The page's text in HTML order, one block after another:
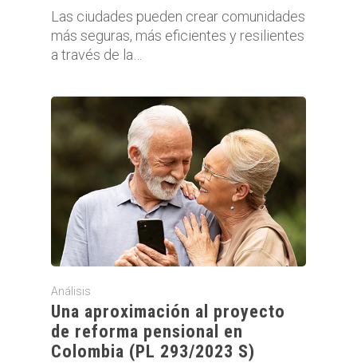
Las ciudades pueden crear comunidades
más seguras, más eficientes y resilientes
a través de la…
Análisis
Una aproximación al proyecto
de reforma pensional en
Colombia (PL 293/2023 S)